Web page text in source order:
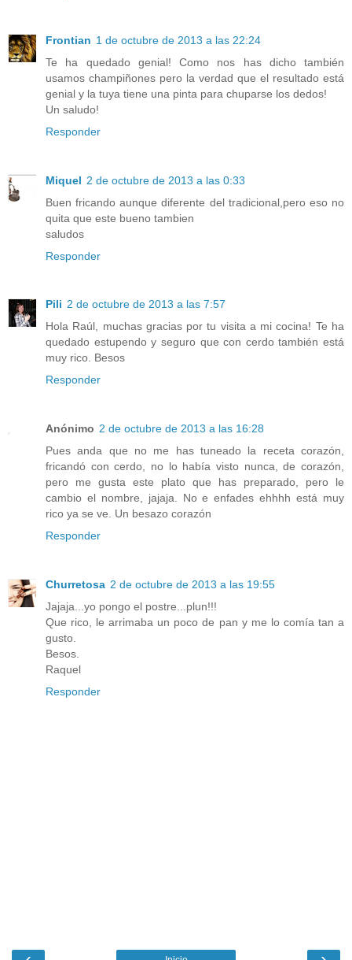
Frontian 1 de octubre de 2013 a las 22:24
Te ha quedado genial! Como nos has dicho también
usamos champiñones pero la verdad que el resultado está
genial y la tuya tiene una pinta para chuparse los dedos!
Un saludo!
Responder
Miquel 2 de octubre de 2013 a las 0:33
Buen fricando aunque diferente del tradicional,pero eso no
quita que este bueno tambien
saludos
Responder
Pili 2 de octubre de 2013 a las 7:57
Hola Raúl, muchas gracias por tu visita a mi cocina! Te ha
quedado estupendo y seguro que con cerdo también está
muy rico. Besos
Responder
Anónimo 2 de octubre de 2013 a las 16:28
Pues anda que no me has tuneado la receta corazón,
fricandó con cerdo, no lo había visto nunca, de corazón,
pero me gusta este plato que has preparado, pero le
cambio el nombre, jajaja. No e enfades ehhhh está muy
rico ya se ve. Un besazo corazón
Responder
Churretosa 2 de octubre de 2013 a las 19:55
Jajaja...yo pongo el postre...plun!!!
Que rico, le arrimaba un poco de pan y me lo comía tan a
gusto.
Besos.
Raquel
Responder